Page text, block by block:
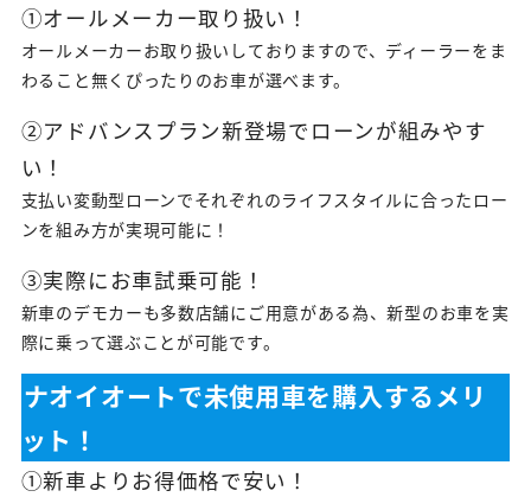
①オールメーカー取り扱い！
オールメーカーお取り扱いしておりますので、ディーラーをま
わること無くぴったりのお車が選べます。
②アドバンスプラン新登場でローンが組みやす
い！
支払い変動型ローンでそれぞれのライフスタイルに合ったロー
ンを組み方が実現可能に！
③実際にお車試乗可能！
新車のデモカーも多数店舗にご用意がある為、新型のお車を実
際に乗って選ぶことが可能です。
ナオイオートで未使用車を購入するメリ
ット！
①新車よりお得価格で安い！